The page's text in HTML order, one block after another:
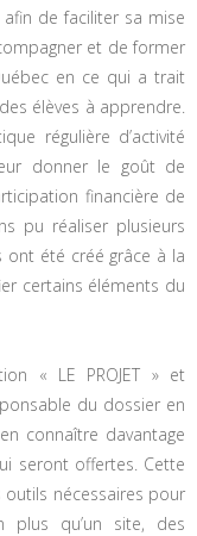
afin de faciliter sa mise
et de former
en ce qui a trait
élèves à apprendre.
régulière d’activité
donner le goût de
financière de
pu réaliser plusieurs
ont été créé grâce à la
certains éléments du
« LE PROJET » et
du dossier en
connaître davantage
seront offertes. Cette
nécessaires pour
plus qu’un site, des